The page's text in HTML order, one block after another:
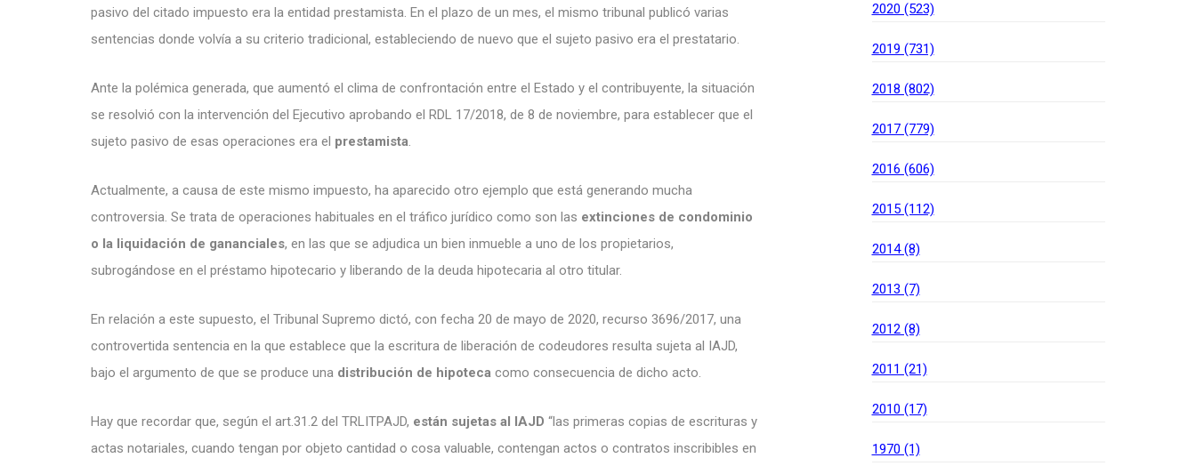
pasivo del citado impuesto era la entidad prestamista. En el plazo de un mes, el mismo tribunal publicó varias
sentencias donde volvía a su criterio tradicional, estableciendo de nuevo que el sujeto pasivo era el prestatario.
Ante la polémica generada, que aumentó el clima de confrontación entre el Estado y el contribuyente, la situación
se resolvió con la intervención del Ejecutivo aprobando el RDL 17/2018, de 8 de noviembre, para establecer que el
sujeto pasivo de esas operaciones era el prestamista.
Actualmente, a causa de este mismo impuesto, ha aparecido otro ejemplo que está generando mucha
controversia. Se trata de operaciones habituales en el tráfico jurídico como son las extinciones de condominio
o la liquidación de gananciales, en las que se adjudica un bien inmueble a uno de los propietarios,
subrogándose en el préstamo hipotecario y liberando de la deuda hipotecaria al otro titular.
En relación a este supuesto, el Tribunal Supremo dictó, con fecha 20 de mayo de 2020, recurso 3696/2017, una
controvertida sentencia en la que establece que la escritura de liberación de codeudores resulta sujeta al IAJD,
bajo el argumento de que se produce una distribución de hipoteca como consecuencia de dicho acto.
Hay que recordar que, según el art.31.2 del TRLITPAJD, están sujetas al IAJD “las primeras copias de escrituras y
actas notariales, cuando tengan por objeto cantidad o cosa valuable, contengan actos o contratos inscribibles en
2020 (523)
2019 (731)
2018 (802)
2017 (779)
2016 (606)
2015 (112)
2014 (8)
2013 (7)
2012 (8)
2011 (21)
2010 (17)
1970 (1)